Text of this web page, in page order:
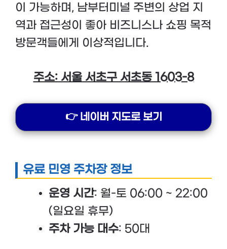
이 가능하며, 남부터미널 주변의 상업 지
역과 접근성이 좋아 비즈니스나 쇼핑 목적
방문객들에게 이상적입니다.
주소: 서울 서초구 서초동 1603-8
👉 네이버 지도로 보기
유료 민영 주차장 정보
운영 시간: 월-토 06:00 ~ 22:00
(일요일 휴무)
주차 가능 대수: 50대